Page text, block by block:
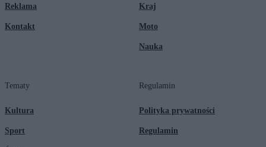
Reklama
Kontakt
Kraj
Moto
Nauka
Tematy
Kultura
Sport
Regulamin
Polityka prywatności
Regulamin